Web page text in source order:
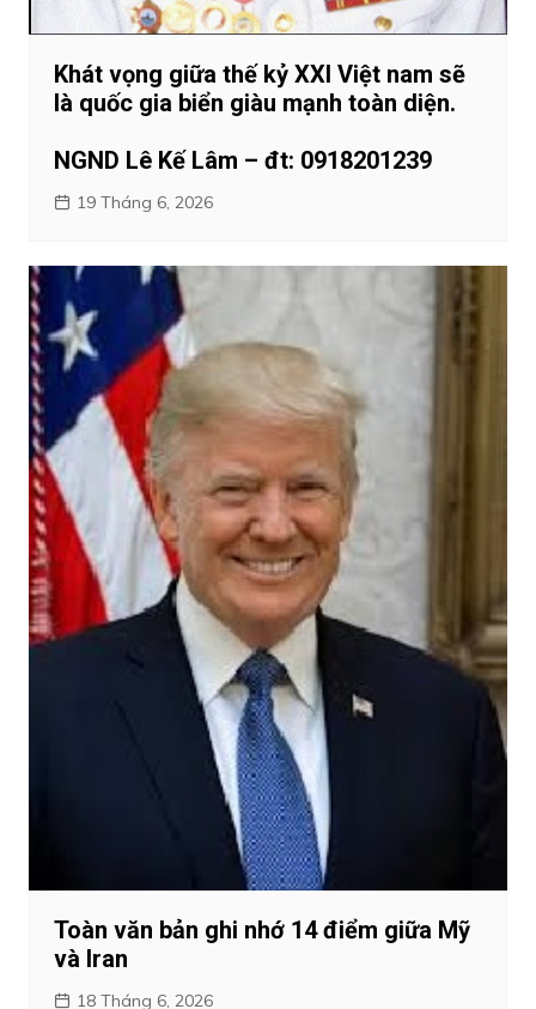
Khát vọng giữa thế kỷ XXI Việt nam sẽ
là quốc gia biển giàu mạnh toàn diện.
NGND Lê Kế Lâm – đt: 0918201239
19 Tháng 6, 2026
Toàn văn bản ghi nhớ 14 điểm giữa Mỹ
và Iran
18 Tháng 6, 2026